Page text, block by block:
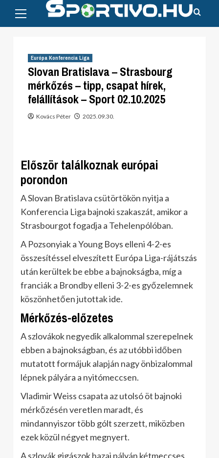
content
Menu
Európa Konferencia Liga
Slovan Bratislava – Strasbourg
mérkőzés – tipp, csapat hírek,
felállítások – Sport 02.10.2025
Kovács Péter 2025.09.30.
Először találkoznak európai
porondon
A Slovan Bratislava csütörtökön nyitja a
Konferencia Liga bajnoki szakaszát, amikor a
Strasbourgot fogadja a Tehelenpólóban.
A Pozsonyiak a Young Boys elleni 4-2-es
összesítéssel elveszített Európa Liga-rájátszás
után kerültek be ebbe a bajnokságba, míg a
franciák a Brondby elleni 3-2-es győzelemnek
köszönhetően jutottak ide.
Mérkőzés-előzetes
A szlovákok negyedik alkalommal szerepelnek
ebben a bajnokságban, és az utóbbi időben
mutatott formájuk alapján nagy önbizalommal
lépnek pályára a nyitómeccsen.
Vladimir Weiss csapata az utolsó öt bajnoki
mérkőzésén veretlen maradt, és
mindannyiszor több gólt szerzett, miközben
ezek közül négyet megnyert.
A szlovák gigászok hazai pályán kétmeccses